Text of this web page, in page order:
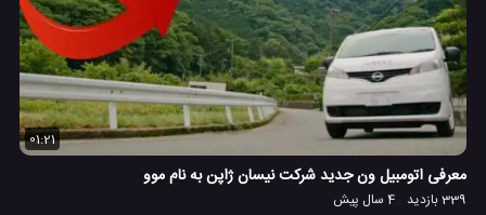
01:21
معرفی اتومبیل ون جدید شرکت نیسان ژاپن به نام موو
339 بازدید 4 سال پیش